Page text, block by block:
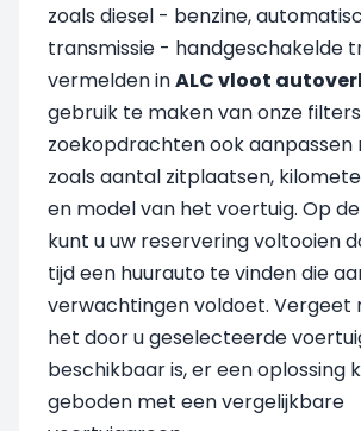
zoals diesel - benzine,
transmissie - handgeschakelde
vermelden inALC vloot
gebruik te maken van onze
zoekopdrachten ook
zoals aantal zitplaatsen,
en model van het voertuig. Op
kunt u uw reservering voltooien
tijd een huurauto te vinden die
verwachtingen voldoet. Vergeet
het door u geselecteerde
beschikbaar is, er een oplossing
geboden met een vergelijkbare